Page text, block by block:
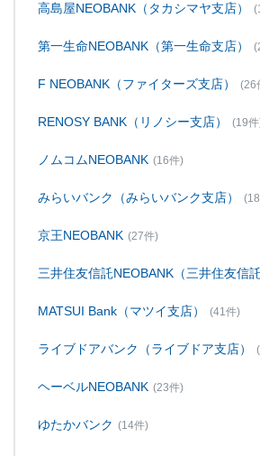
高島屋NEOBANK（タカシマヤ支店）
第一生命NEOBANK（第一生命支店）
F NEOBANK（ファイターズ支店） (26
RENOSY BANK（リノシー支店） (19
ノムコムNEOBANK (16件)
みらいバンク（みらいバンク支店）
京王NEOBANK (27件)
三井住友信託NEOBANK（三井住友信託
MATSUI Bank（マツイ支店） (41件)
ライブドアバンク（ライブドア支店）
ヘーベルNEOBANK (23件)
ゆたかバンク (14件)